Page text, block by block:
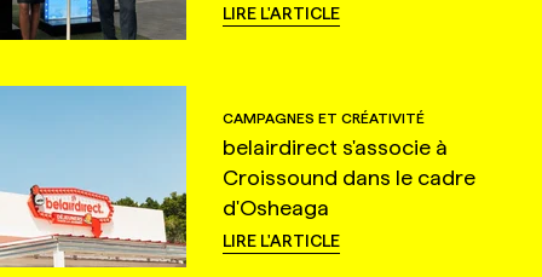
LIRE L'ARTICLE
CAMPAGNES ET CRÉATIVITÉ
belairdirect s'associe à
Croissound dans le cadre
d'Osheaga
LIRE L'ARTICLE